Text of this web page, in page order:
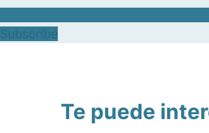
Te puede